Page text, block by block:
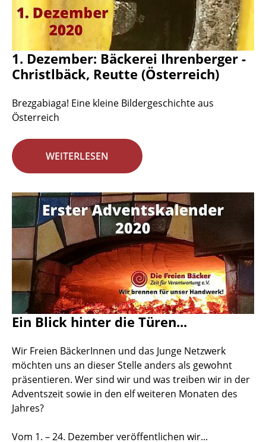
1. Dezember: Bäckerei Ihrenberger -
Christlbäck, Reutte (Österreich)
Brezgabiaga! Eine kleine Bildergeschichte aus
Österreich
WEITERLESEN
Ein Blick hinter die Türen...
Wir Freien BäckerInnen und das Junge Netzwerk
möchten uns an dieser Stelle anders als gewohnt
präsentieren. Wer sind wir und was treiben wir in der
Adventszeit sowie in den elf weiteren Monaten des
Jahres?
Vom 1. – 24. Dezember veröffentlichen wir...